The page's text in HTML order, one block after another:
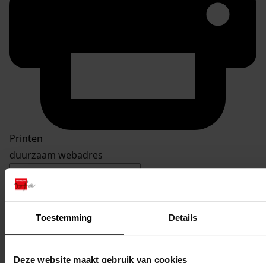
Toestemming Details
Deze website maakt gebruik van cookies
Printen
duurzaam webadres
Inventaris